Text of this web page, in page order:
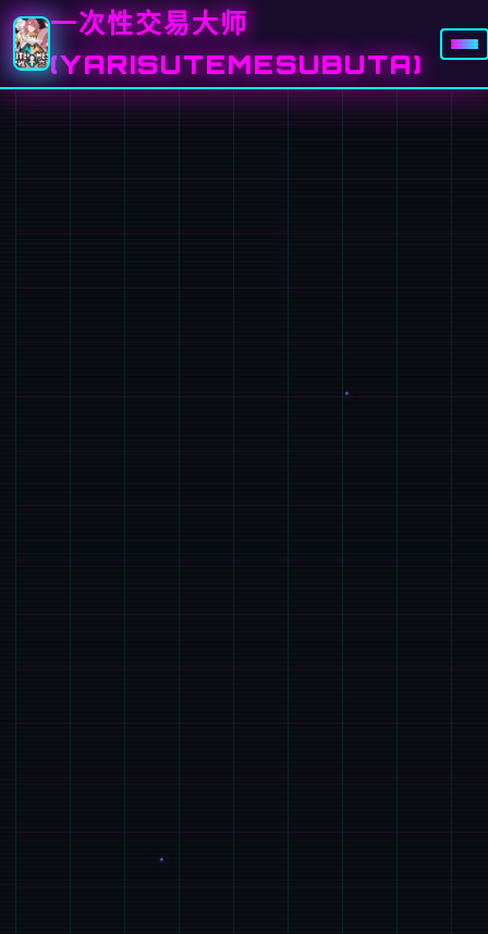
一次性交易大师
(YARISUTEMESUBUTA)